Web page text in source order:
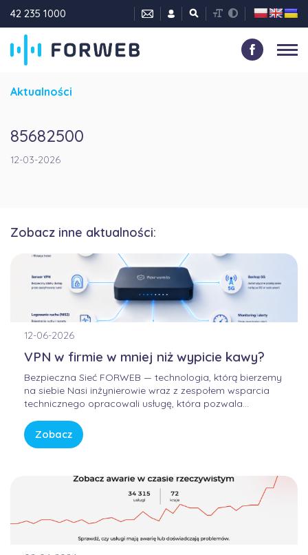
42 235 1000
Aktualności
85682500
12-03-2026
Zobacz inne aktualności:
12-06-2026
VPN w firmie w mniej niż wypicie kawy?
Bezpieczna Sieć FORWEB — technologia, którą bierzemy
na siebie Nasi inżynierowie wraz z zespołem wsparcia
technicznego opracowali usługę, która pozwala
przewidywalny. Bez samodzielnego konfigurowania
skomplikowanych urządzeń, bez studiowania
Zobacz